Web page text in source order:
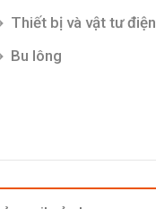
Thiết bị và vật tư điện
Bu lông